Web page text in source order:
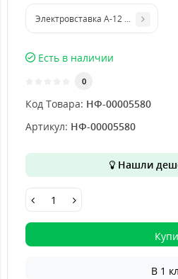
Электровставка А-12 Saturn (BLT-
Есть в наличии
0
Код Товара: НФ-00005580
Артикул: НФ-00005580
Нашли
В 1